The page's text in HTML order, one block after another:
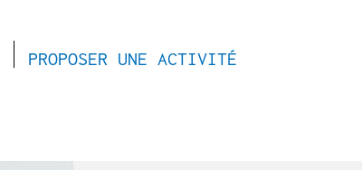
PROPOSER UNE ACTIVITÉ